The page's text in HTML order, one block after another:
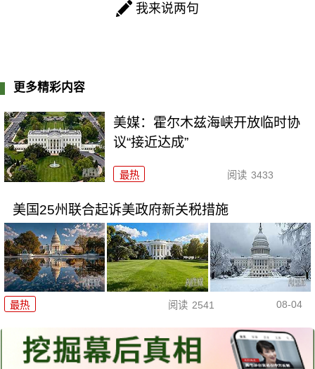
我来说两句
更多精彩内容
美媒：霍尔木兹海峡开放临时协
议“接近达成”
最热 阅读 3433
美国25州联合起诉美政府新关税措施
最热 阅读 2541 08-04